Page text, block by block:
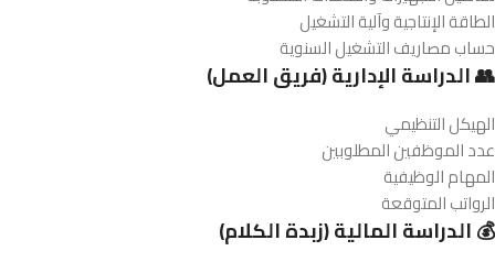
الطاقة الإنتاجية وآلية التشغيل
حساب مصاريف التشغيل السنوية
👥 الدراسة الإدارية (فريق العمل)
الهيكل التنظيمي
عدد الموظفين المطلوبين
المهام الوظيفية
الرواتب المتوقعة
💰 الدراسة المالية (زبدة الكلام)